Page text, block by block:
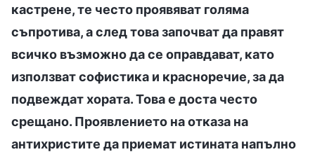
кастрене, те често проявяват голяма
съпротива, а след това започват да правят
всичко възможно да се оправдават, като
използват софистика и красноречие, за да
подвеждат хората. Това е доста често
срещано. Проявлението на отказа на
антихристите да приемат истината напълно